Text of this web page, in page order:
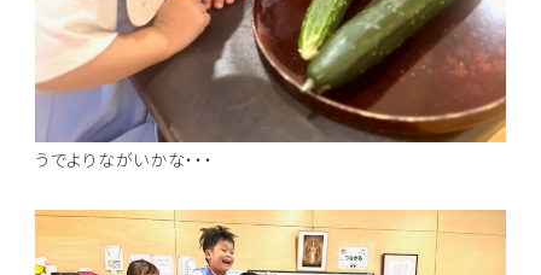
うでよりながいかな・・・